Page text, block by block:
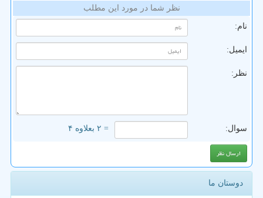
نظر شما در مورد این مطلب
نام:
ایمیل:
نظر:
سوال: = ۲ بعلاوه ۴
دوستان ما